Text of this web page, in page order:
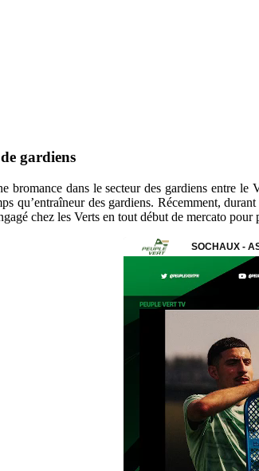
gardiens
bromance dans le secteur des gardiens entre
qu’entraîneur des gardiens. Récemment,
chez les Verts en tout début de mercato